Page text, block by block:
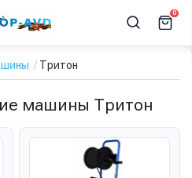
0
Тритон
машины Тритон